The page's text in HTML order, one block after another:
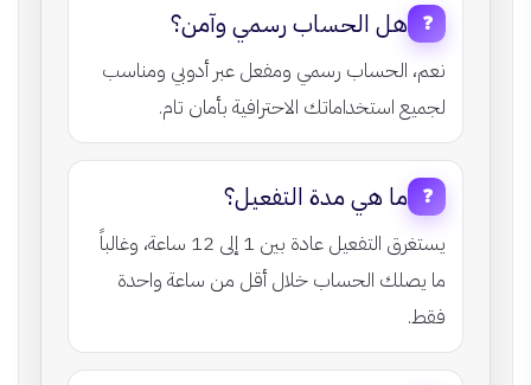
❓ هل الحساب رسمي وآمن؟
نعم، الحساب رسمي ومفعل عبر أدوبي ومناسب
لجميع استخداماتك الاحترافية بأمان تام.
❓ ما هي مدة التفعيل؟
يستغرق التفعيل عادة بين 1 إلى 12 ساعة، وغالباً
ما يصلك الحساب خلال أقل من ساعة واحدة
فقط.